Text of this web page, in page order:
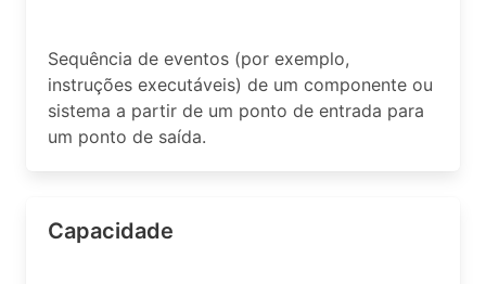
Sequência de eventos (por exemplo,
instruções executáveis) de um componente ou
sistema a partir de um ponto de entrada para
um ponto de saída.
Capacidade